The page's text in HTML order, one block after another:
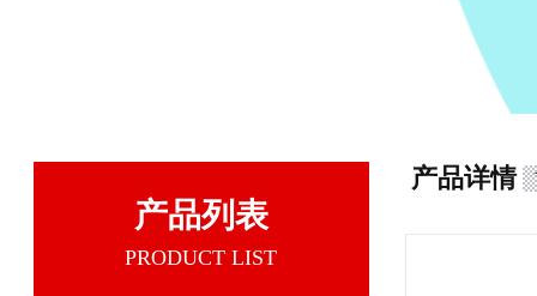
产品列表
PRODUCT LIST
产品详情